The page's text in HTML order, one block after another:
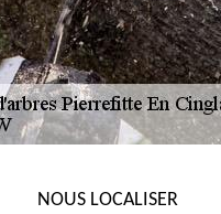
NOUS LOCALISER